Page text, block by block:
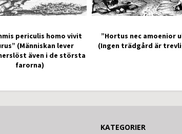
periculis homo vivit
(Människan lever
även i de största
farorna)
”Hortus nec amoenior
(Ingen trädgård är
KATEGORIER